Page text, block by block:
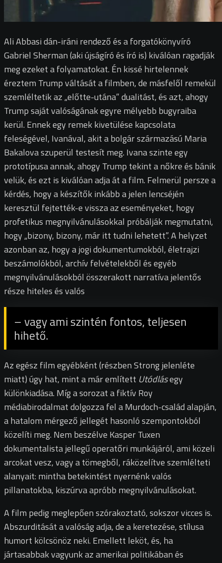
Ali Abbasi dán-iráni rendező és a forgatókönyvíró
Gabriel Sherman (aki újságíró és író is) kiválóan ragadják
meg ezeket a folyamatokat. Én kissé hirtelennek
éreztem Trump váltását a filmben, de másfelől remekül
szemléltetik az „előtte-utána” dualitást, és azt, ahogy
Trump saját valóságának egyre mélyebb bugyraiba
kerül. Ennek egy remek kivetülése kapcsolata
feleségével, Ivanával, akit a bolgár származású Maria
Bakalova szuperül testesít meg. Ivana szinte egy
prototípusa annak, ahogy Trump tekint a nőkre és bánik
velük, és ezt is kiválóan adja át a film. Felmerül persze a
kérdés, hogy a készítők inkább a jelen lencséjén
keresztül fejtették-e vissza az eseményeket, hogy
profetikus megnyilvánulásokkal próbálják megmutatni,
hogy „bizony, bizony, már itt tudni lehetett”. A helyzet
azonban az, hogy a jogi dokumentumokból, életrajzi
beszámolókból, archív felvételekből és egyéb
megnyilvánulásokból összerakott narratíva jelentős
része hiteles és valós
– vagy ami szintén fontos, teljesen
hihető.
Az egész film egyébként (részben Strong jelenléte
miatt) úgy hat, mint amár említett Utódlásegy
különkiadása. Míg a sorozat a fiktív Roy
médiabirodalmat dolgozza fel a Murdoch-család alapján,
a hatalom mérgező jellegét hasonló szempontokból
közelíti meg. Nem beszélve Kasper Tuxen
dokumentalista jellegű operatőri munkájáról, ami közeli
arcokat vesz, vagy a tömegből, ráközelítve szemlélteti
alanyait: mintha betekintést nyernénk valós
pillanatokba, kiszúrva apróbb megnyilvánulásokat.
A film pedig meglepően szórakoztató, sokszor vicces is.
Abszurditását a valóság adja, de a keretezése, stílusa
humort kölcsönöz neki. Emellett leköt, és, ha
jártasabbak vagyunk az amerikai politikában és